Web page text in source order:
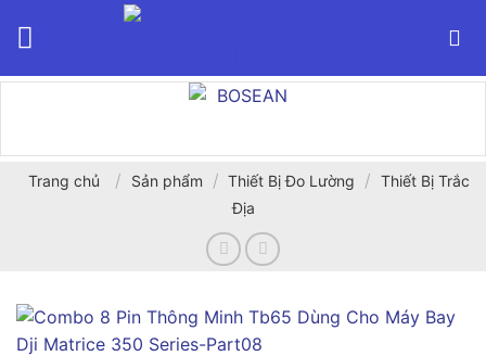
Trang chủ / Sản phẩm / Thiết Bị Đo Lường / Thiết Bị Trắc
Địa